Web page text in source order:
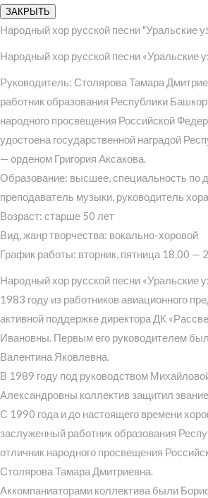
ЗАКРЫТЬ
Народный хор русской песни "Уральские
Народный хор русской песни «Уральские
Руководитель: Столярова Тамара
работник образования Республики
народного просвещения Российской
удостоена государственной наградой
— орденом Григория Аксакова.
Образование: высшее, специальность по
преподаватель музыки, руководитель хора
Возраст: старше 50 лет
Вид, жанр творчества: вокально-хоровой
График работы: вторник, пятница 18.00 —
Народный хор русской песни «Уральские
1983 году из работников авиационного
активной поддержке директора ДК
Ивановны. Первым его руководителем
Валентина Яковлевна.
В 1989 году под руководством
Александровны коллектив защитил
С 1990 года и до настоящего времени
заслуженный работник образования
отличник народного просвещения
Столярова Тамара Дмитриевна.
Аккомпаниаторами коллектива были